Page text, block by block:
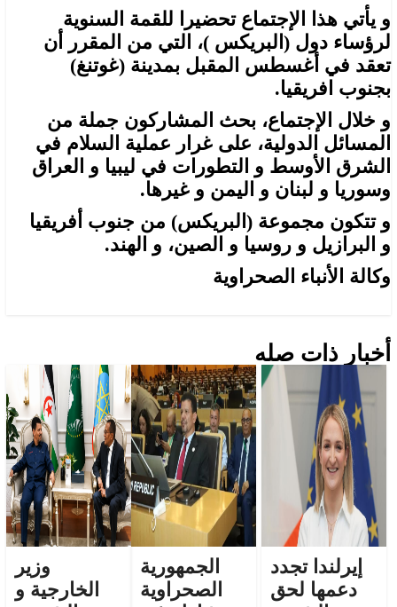
و يأتي هذا الإجتماع تحضيرا للقمة السنوية
لرؤساء دول (البريكس )، التي من المقرر أن
تعقد في أغسطس المقبل بمدينة (غوتنغ)
بجنوب افريقيا.
و خلال الإجتماع، بحث المشاركون جملة من
المسائل الدولية، على غرار عملية السلام في
الشرق الأوسط و التطورات في ليبيا و العراق
وسوريا و لبنان و اليمن و غيرها.
و تتكون مجموعة (البريكس) من جنوب أفريقيا
و البرازيل و روسيا و الصين، و الهند.
وكالة الأنباء الصحراوية
أخبار ذات صله
إيرلندا تجدد
دعمها لحق
الجمهورية
الصحراوية
وزير
الخارجية و